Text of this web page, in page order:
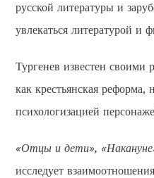
русской литературы и
увлекаться литературой и
Тургенев известен своими
как крестьянская
психологизацией
«Отцы и дети»,
исследует